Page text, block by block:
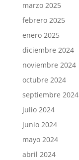
marzo 2025
febrero 2025
enero 2025
diciembre 2024
noviembre 2024
octubre 2024
septiembre 2024
julio 2024
junio 2024
mayo 2024
abril 2024